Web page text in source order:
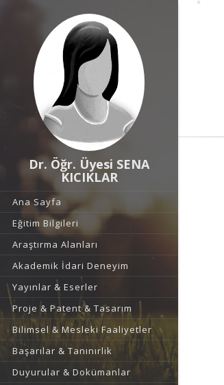
Dr. Öğr. Üyesi SENA
KICIKLAR
Ana Sayfa
Eğitim Bilgileri
Araştırma Alanları
Akademik İdari Deneyim
Yayınlar & Eserler
Proje & Patent & Tasarım
Bilimsel & Mesleki Faaliyetler
Başarılar & Tanınırlık
Duyurular & Dokümanlar